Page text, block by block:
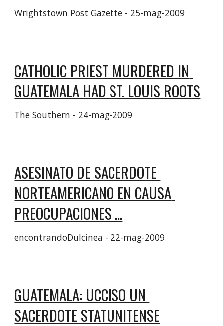
Wrightstown Post Gazette - ‎25-mag-2009‎
CATHOLIC PRIEST MURDERED IN
GUATEMALA HAD ST. LOUIS ROOTS
The Southern - ‎24-mag-2009‎
ASESINATO DE SACERDOTE
NORTEAMERICANO EN CAUSA
PREOCUPACIONES ...
encontrandoDulcinea - ‎22-mag-2009‎
GUATEMALA: UCCISO UN
SACERDOTE STATUNITENSE